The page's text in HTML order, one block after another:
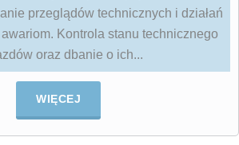
przeglądów technicznych i działań
Kontrola stanu technicznego
oraz dbanie o ich...
WIĘCEJ